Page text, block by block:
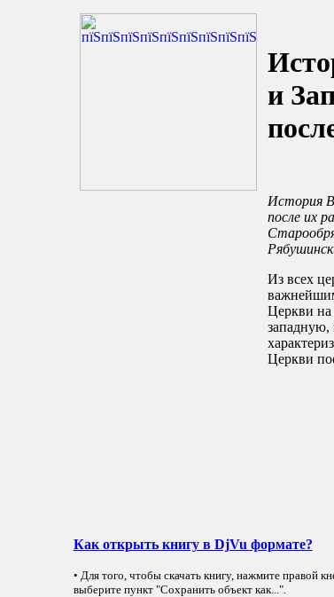
и
История
после их
Из всех
Церкви на
западную,
Церкви
Как открыть книгу в DjVu формате?
• Для того, чтобы скачать книгу, нажмите правой
выберите пункт "Сохранить объект как...".